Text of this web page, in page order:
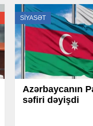
SİYASƏT
Azərbaycanın
səfiri dəyişdi